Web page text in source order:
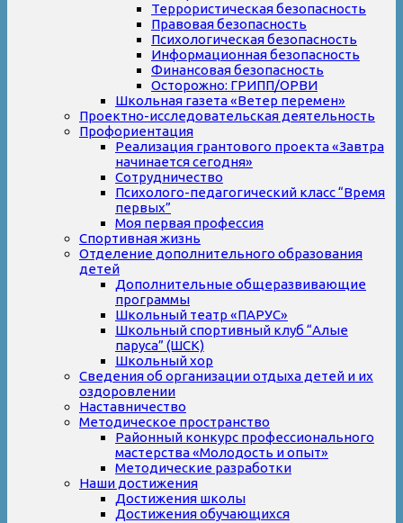
Террористическая безопасность
Правовая безопасность
Психологическая безопасность
Информационная безопасность
Финансовая безопасность
Осторожно: ГРИПП/ОРВИ
Школьная газета «Ветер перемен»
Проектно-исследовательская деятельность
Профориентация
Реализация грантового проекта «Завтра
начинается сегодня»
Сотрудничество
Психолого-педагогический класс “Время
первых”
Моя первая профессия
Спортивная жизнь
Отделение дополнительного образования
детей
Дополнительные общеразвивающие
программы
Школьный театр «ПАРУС»
Школьный спортивный клуб “Алые
паруса” (ШСК)
Школьный хор
Сведения об организации отдыха детей и их
оздоровлении
Наставничество
Методическое пространство
Районный конкурс профессионального
мастерства «Молодость и опыт»
Методические разработки
Наши достижения
Достижения школы
Достижения обучающихся